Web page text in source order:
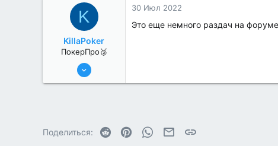
K
KillaPoker
ПокерПро🥈
13 Июн 2022
30 Июл 2022
Это еще немного раздач на
Поделиться: Reddit PinterestWhatsAppЭлектронная почта